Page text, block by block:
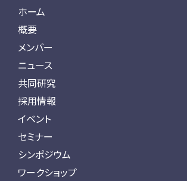
ホーム
概要
メンバー
ニュース
共同研究
採用情報
イベント
セミナー
シンポジウム
ワークショップ